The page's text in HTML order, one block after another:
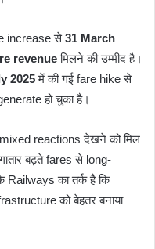
increase से31 March
revenueमिलने की उम्मीद है।
2025में की गई fare hike से
हो चुका है।
mixed reactions देखने को मिल
बढ़ते fares से long-
Railways का तर्क है कि
को बेहतर बनाया